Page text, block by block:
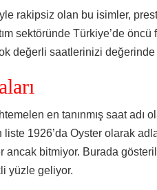
rakipsiz olan bu isimler,
sektöründe Türkiye’de öncü
değerli saatlerinizi değerinde
en tanınmış saat adı
liste 1926’da Oyster olarak
ancak bitmiyor. Burada
yüzle geliyor.